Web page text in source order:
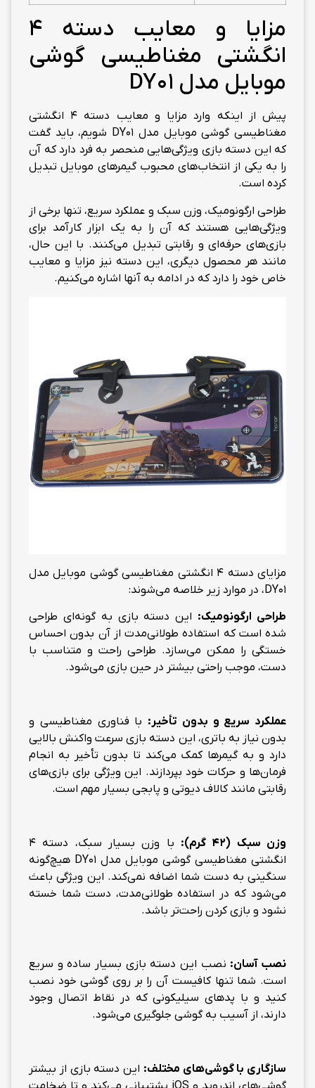
مزایا و معایب دسته 4
انگشتی مغناطیسی گوشی
موبایل مدل DY01
پیش از اینکه وارد مزایا و معایب دسته 4 انگشتی
مغناطیسی گوشی موبایل مدل DY01 شویم، باید گفت
که این دسته بازی ویژگی‌هایی منحصر به فرد دارد که آن
را به یکی از انتخاب‌های محبوب گیمرهای موبایل تبدیل
کرده است.
طراحی ارگونومیک، وزن سبک و عملکرد سریع، تنها برخی از
ویژگی‌هایی هستند که آن را به یک ابزار کارآمد برای
بازی‌های حرفه‌ای و رقابتی تبدیل می‌کنند. با این حال،
مانند هر محصول دیگری، این دسته نیز مزایا و معایب
خاص خود را دارد که در ادامه به آنها اشاره می‌کنیم.
مزایای دسته 4 انگشتی مغناطیسی گوشی موبایل مدل
DY01، در موارد زیر خلاصه می‌شوند:
طراحی ارگونومیک: این دسته بازی به گونه‌ای طراحی
شده است که استفاده طولانی‌مدت از آن بدون احساس
خستگی را ممکن می‌سازد. طراحی راحت و متناسب با
دست، موجب راحتی بیشتر در حین بازی می‌شود.
عملکرد سریع و بدون تأخیر: با فناوری مغناطیسی و
بدون نیاز به باتری، این دسته بازی سرعت واکنش بالایی
دارد و به گیمرها کمک می‌کند تا بدون تأخیر به انجام
فرمان‌ها و حرکات خود بپردازند. این ویژگی برای بازی‌های
رقابتی مانند کالاف دیوتی و پابجی بسیار مهم است.
وزن سبک (42 گرم):
با وزن بسیار سبک، دسته 4
انگشتی مغناطیسی گوشی موبایل مدل DY01 هیچ‌گونه
سنگینی به دست شما اضافه نمی‌کند. این ویژگی باعث
می‌شود که در استفاده طولانی‌مدت، دست شما خسته
نشود و بازی کردن راحت‌تر باشد.
نصب آسان: نصب این دسته بازی بسیار ساده و سریع
است. شما تنها کافیست آن را بر روی گوشی خود نصب
کنید و با پدهای سیلیکونی که در نقاط اتصال وجود
دارند، از آسیب به گوشی جلوگیری می‌شود.
سازگاری با گوشی‌های مختلف: این دسته بازی از بیشتر